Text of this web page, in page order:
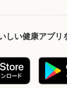
しい健康アプリ